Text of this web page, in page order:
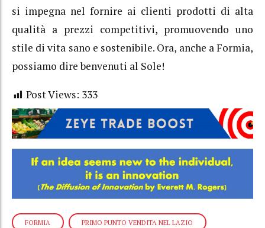
si impegna nel fornire ai clienti prodotti di alta
qualità a prezzi competitivi, promuovendo uno
stile di vita sano e sostenibile. Ora, anche a Formia,
possiamo dire benvenuti al Sole!
Post Views: 333
FORMIA PRIMO PUNTO VENDITA NEL LAZIO